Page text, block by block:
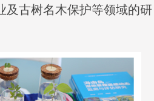
及古树名木保护等领域的研